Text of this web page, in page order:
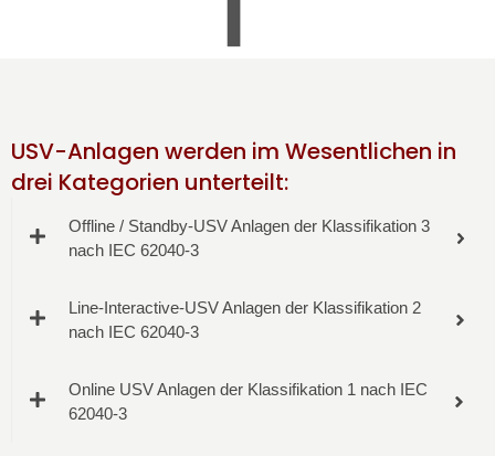
USV-Anlagen werden im Wesentlichen in
drei Kategorien unterteilt:
Offline / Standby-USV Anlagen der Klassifikation 3
nach IEC 62040-3
Line-Interactive-USV Anlagen der Klassifikation 2
nach IEC 62040-3
Online USV Anlagen der Klassifikation 1 nach IEC
62040-3